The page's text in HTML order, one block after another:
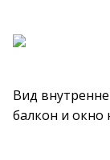
Вид
балкон и окно